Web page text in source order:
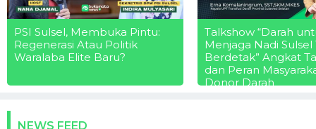
PSI Sulsel, Membuka Pintu:
Regenerasi Atau Politik
Waralaba Elite Baru?
Talkshow “Darah
Menjaga Nadi Sulsel
Berdetak” Angkat
dan Peran
Donor Darah
NEWS FEED